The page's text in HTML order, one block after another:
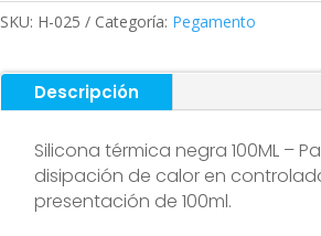
cantidad
SKU: H-025 Categoría: Pegamento
Descripción
Silicona térmica negra 100ML –
disipación de calor en
presentación de 100ml.